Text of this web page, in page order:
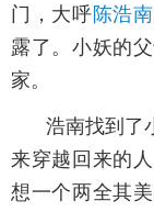
门，大呼陈浩南
露了。小妖的
家。
浩南找到了
来穿越回来的
想一个两全其